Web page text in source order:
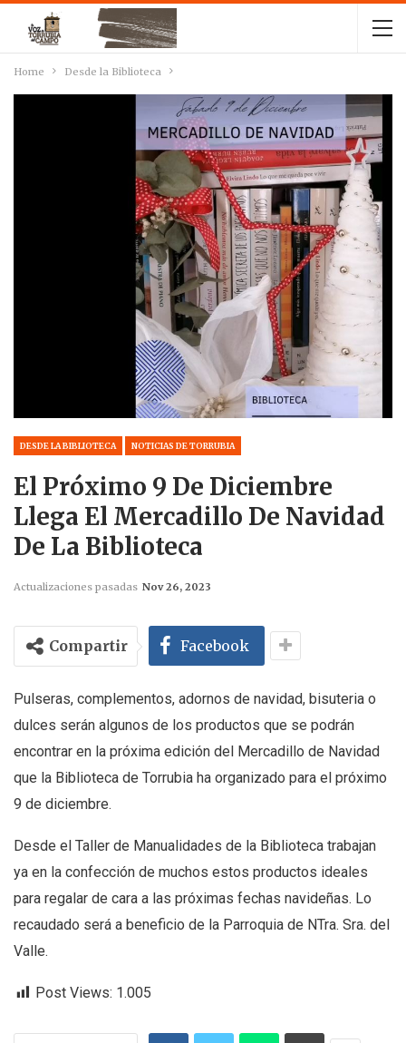
Home Desde la Biblioteca
DESDE LA BIBLIOTECA NOTICIAS DE TORRUBIA
El Próximo 9 De Diciembre
Llega El Mercadillo De Navidad
De La Biblioteca
Actualizaciones pasadas Nov 26, 2023
Compartir Facebook
Pulseras, complementos, adornos de navidad, bisuteria o
dulces serán algunos de los productos que se podrán
encontrar en la próxima edición del Mercadillo de Navidad
que la Biblioteca de Torrubia ha organizado para el próximo
9 de diciembre.
Desde el Taller de Manualidades de la Biblioteca trabajan
ya en la confección de muchos estos productos ideales
para regalar de cara a las próximas fechas navideñas. Lo
recaudado será a beneficio de la Parroquia de NTra. Sra. del
Valle.
Post Views: 1.005